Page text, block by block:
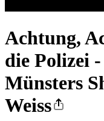
Achtung,
die Polizei
Münsters
Weiss